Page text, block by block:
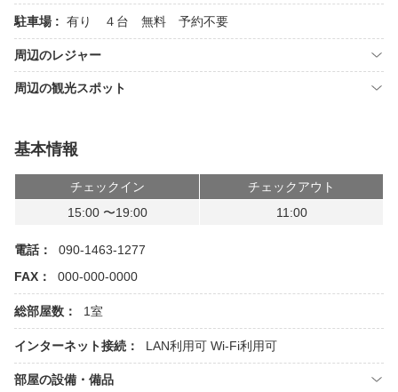
駐車場 : 有り ４台 無料 予約不要
周辺のレジャー
周辺の観光スポット
基本情報
チェックイン
チェックアウト
15:00 〜19:00
11:00
電話：
090-1463-1277
FAX：
000-000-0000
総部屋数： 1室
インターネット接続： LAN利用可 Wi-Fi利用可
部屋の設備・備品